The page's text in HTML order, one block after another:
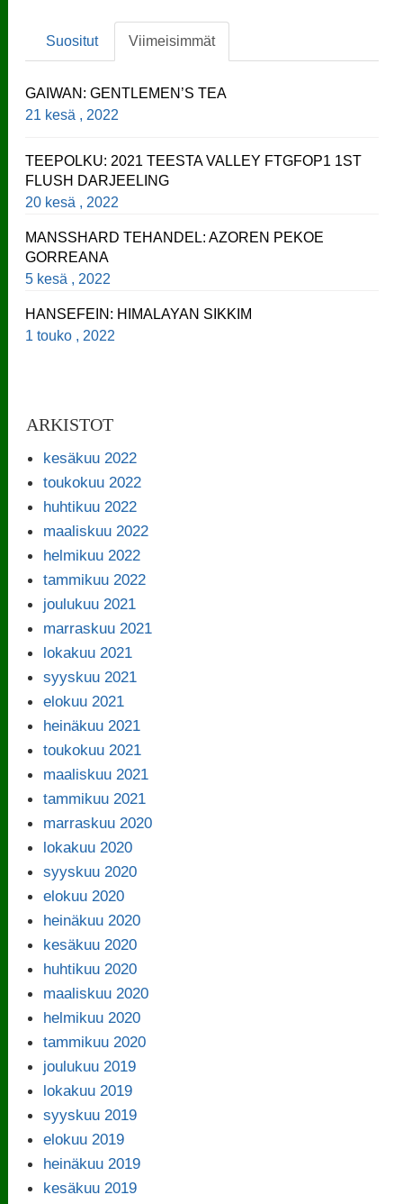
Suositut Viimeisimmät
GAIWAN: GENTLEMEN’S TEA
21 kesä , 2022
TEEPOLKU: 2021 TEESTA VALLEY FTGFOP1 1ST
FLUSH DARJEELING
20 kesä , 2022
MANSSHARD TEHANDEL: AZOREN PEKOE
GORREANA
5 kesä , 2022
HANSEFEIN: HIMALAYAN SIKKIM
1 touko , 2022
ARKISTOT
kesäkuu 2022
toukokuu 2022
huhtikuu 2022
maaliskuu 2022
helmikuu 2022
tammikuu 2022
joulukuu 2021
marraskuu 2021
lokakuu 2021
syyskuu 2021
elokuu 2021
heinäkuu 2021
toukokuu 2021
maaliskuu 2021
tammikuu 2021
marraskuu 2020
lokakuu 2020
syyskuu 2020
elokuu 2020
heinäkuu 2020
kesäkuu 2020
huhtikuu 2020
maaliskuu 2020
helmikuu 2020
tammikuu 2020
joulukuu 2019
lokakuu 2019
syyskuu 2019
elokuu 2019
heinäkuu 2019
kesäkuu 2019